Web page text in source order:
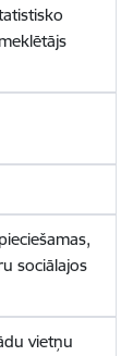
sociālajos
vietņu